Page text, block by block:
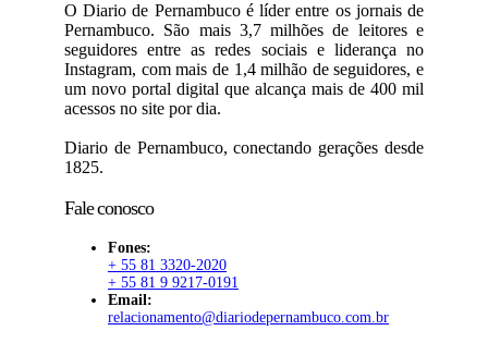
O Diario de Pernambuco é líder entre os jornais de
Pernambuco. São mais 3,7 milhões de leitores e
seguidores entre as redes sociais e liderança no
Instagram, com mais de 1,4 milhão de seguidores, e
um novo portal digital que alcança mais de 400 mil
acessos no site por dia.
Diario de Pernambuco, conectando gerações desde
1825.
Fale conosco
Fones:
+ 55 81 3320-2020
+ 55 81 9 9217-0191
Email:
relacionamento@diariodepernambuco.com.br